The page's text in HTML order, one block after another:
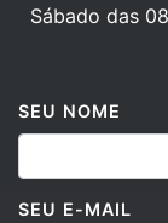
Sábado das
SEU NOME
SEU E-MAIL